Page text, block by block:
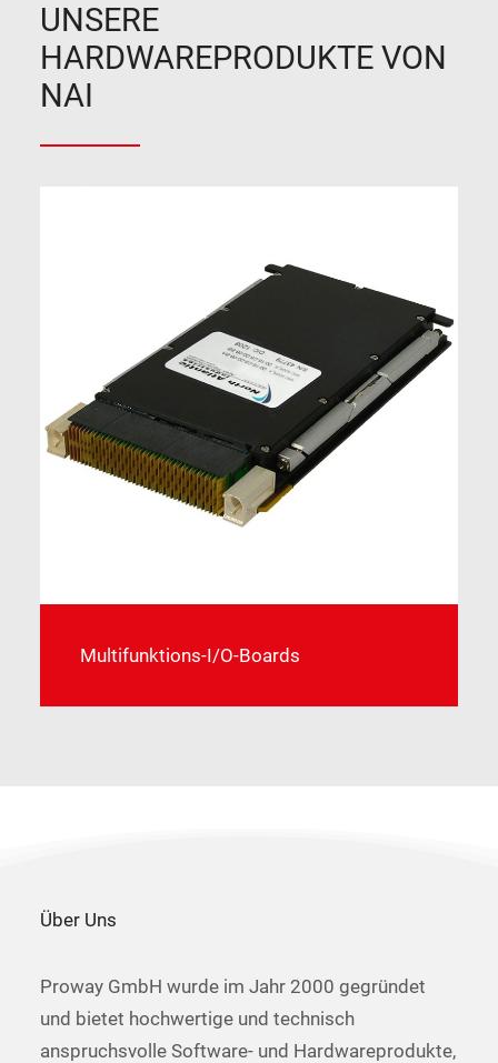
UNSERE
HARDWAREPRODUKTE VON
NAI
Multifunktions-I/O-Boards
Über Uns
Proway GmbH wurde im Jahr 2000 gegründet
und bietet hochwertige und technisch
anspruchsvolle Software- und Hardwareprodukte,